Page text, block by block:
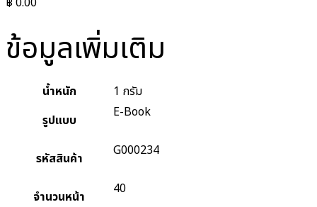
ข้อมูลเพิ่มเติม
น้ำหนัก
1 กรัม
รูปแบบ
E-Book
รหัสสินค้า G000234
จำนวนหน้า 40